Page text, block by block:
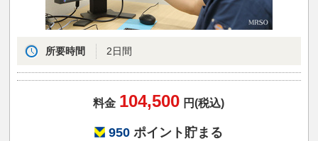
所要時間 2日間
料金 104,500 円(税込)
950 ポイント貯まる